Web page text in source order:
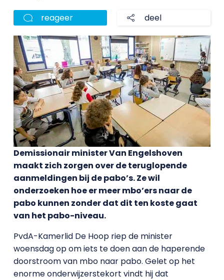
reageer deel
Demissionair minister Van Engelshoven
maakt zich zorgen over de teruglopende
aanmeldingen bij de pabo’s. Ze wil
onderzoeken hoe er meer mbo’ers naar de
pabo kunnen zonder dat dit ten koste gaat
van het pabo-niveau.
PvdA-Kamerlid De Hoop riep de minister
woensdag op om iets te doen aan de haperende
doorstroom van mbo naar pabo. Gelet op het
enorme onderwijzerstekort vindt hij dat